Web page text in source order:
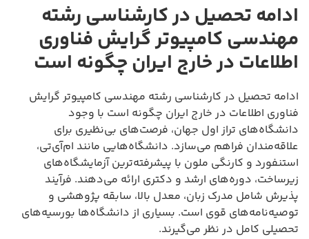
ادامه تحصیل در کارشناسی رشته
مهندسی کامپیوتر گرایش فناوری
اطلاعات در خارج ایران چگونه است
ادامه تحصیل در کارشناسی رشته مهندسی کامپیوتر گرایش
فناوری اطلاعات در خارج ایران چگونه است با وجود
دانشگاه‌های تراز اول جهان، فرصت‌های بی‌نظیری برای
علاقه‌مندان فراهم می‌سازد. دانشگاه‌هایی مانند ام‌آی‌تی،
استنفورد و کارنگی ملون با پیشرفته‌ترین آزمایشگاه‌های
زیرساخت، دوره‌های ارشد و دکتری ارائه می‌دهند. فرآیند
پذیرش شامل مدرک زبان، معدل بالا، سابقه پژوهشی و
توصیه‌نامه‌های قوی است. بسیاری از دانشگاه‌ها بورسیه‌های
تحصیلی کامل در نظر می‌گیرند.